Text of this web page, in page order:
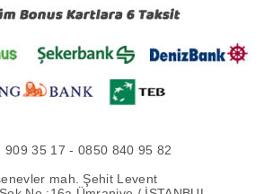
909 35 17 - 0850 840 95 82
mah. Şehit Levent